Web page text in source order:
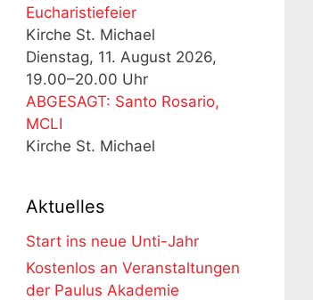
Eucharistiefeier
Kirche St. Michael
Dienstag, 11. August 2026,
19.00–20.00 Uhr
ABGESAGT: Santo Rosario,
MCLI
Kirche St. Michael
Aktuelles
Start ins neue Unti-Jahr
Kostenlos an Veranstaltungen
der Paulus Akademie